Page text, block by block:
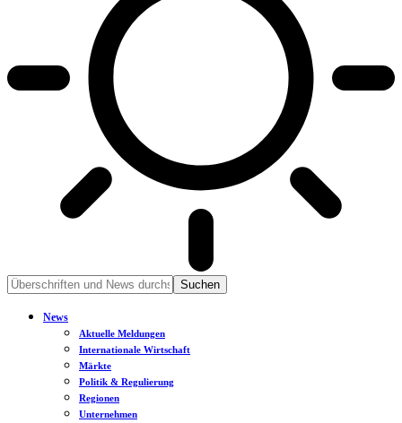
News
Aktuelle Meldungen
Internationale Wirtschaft
Märkte
Politik & Regulierung
Regionen
Unternehmen